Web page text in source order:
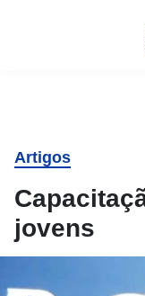
Artigos
jovens